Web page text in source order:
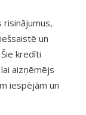
risinājumus,
un
kredīti
aizņēmējs
iespējām un